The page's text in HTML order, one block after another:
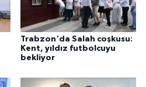
Trabzon'da Salah coşkusu:
Kent, yıldız futbolcuyu
bekliyor